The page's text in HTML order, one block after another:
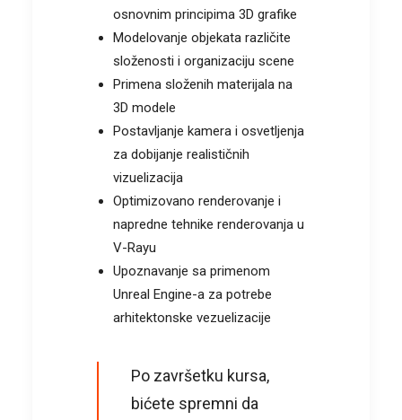
osnovnim principima 3D grafike
Modelovanje objekata različite
složenosti i organizaciju scene
Primena složenih materijala na
3D modele
Postavljanje kamera i osvetljenja
za dobijanje realističnih
vizuelizacija
Optimizovano renderovanje i
napredne tehnike renderovanja u
V-Rayu
Upoznavanje sa primenom
Unreal Engine-a za potrebe
arhitektonske vezuelizacije
Po završetku kursa,
bićete spremni da